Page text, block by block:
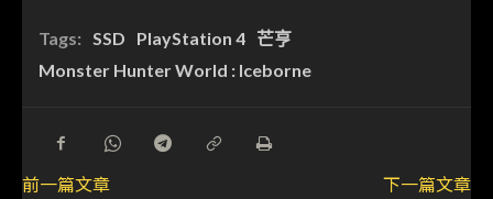
Tags: SSD PlayStation 4 芒亨
Monster Hunter World : Iceborne
前一篇文章
下一篇文章